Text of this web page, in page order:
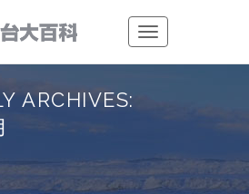
Toggle
ARCHIVES: